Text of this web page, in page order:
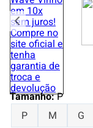
Tamanho:P
P
M G
10º chinelo